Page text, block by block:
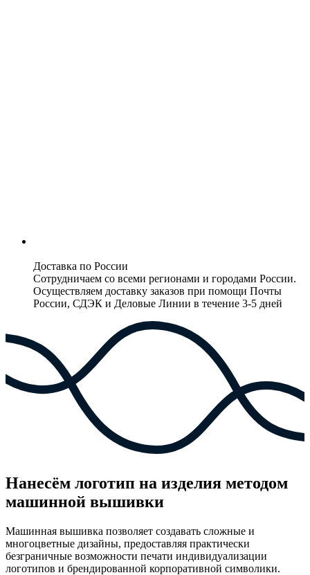
Доставка по России
Сотрудничаем со всеми регионами и городами России.
Осуществляем доставку заказов при помощи Почты
России, СДЭК и Деловые Линии в течение 3-5 дней
Нанесём логотип на изделия методом
машинной вышивки
Машинная вышивка позволяет создавать сложные и
многоцветные дизайны, предоставляя практически
безграничные возможности печати индивидуализации
логотипов и брендированной корпоративной символики.